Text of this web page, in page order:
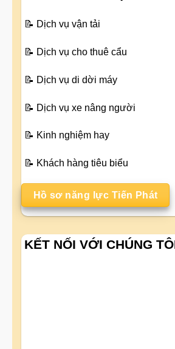
📝 Dịch vụ vận tải
📝 Dịch vụ cho thuê cẩu
📝 Dịch vụ di dời máy
📝 Dịch vụ xe nâng người
📝 Kinh nghiệm hay
📝 Khách hàng tiêu biểu
Hồ sơ năng lực Tiến Phát
KẾT NỐI VỚI CHÚNG